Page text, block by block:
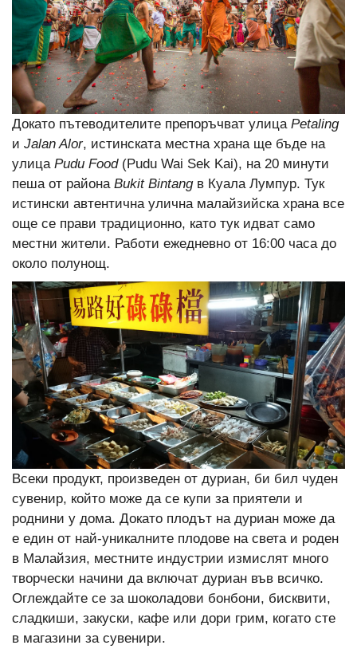
Докато пътеводителите препоръчват улица Petaling
и Jalan Alor, истинската местна храна ще бъде на
улица Pudu Food(Pudu Wai Sek Kai), на 20 минути
пеша от района Bukit Bintangв Куала Лумпур. Тук
истински автентична улична малайзийска храна все
още се прави традиционно, като тук идват само
местни жители. Работи ежедневно от 16:00 часа до
около полунощ.
Всеки продукт, произведен от дуриан, би бил чуден
сувенир, който може да се купи за приятели и
роднини у дома. Докато плодът на дуриан може да
е един от най-уникалните плодове на света и роден
в Малайзия, местните индустрии измислят много
творчески начини да включат дуриан във всичко.
Оглеждайте се за шоколадови бонбони, бисквити,
сладкиши, закуски, кафе или дори грим, когато сте
в магазини за сувенири.